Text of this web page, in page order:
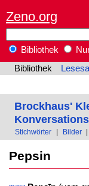
Zeno.org
Bibliothek
Bibliothek
Brockhaus'
Stichwörter Bilder
Pepsin